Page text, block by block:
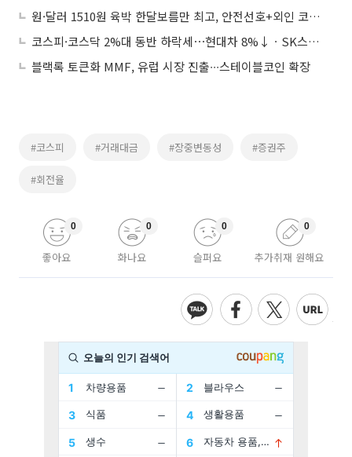
원·달러 1510원 육박 한달보름만 최고, 안전선호+외인 코스피 투매
코스피·코스닥 2%대 동반 하락세⋯현대차 8%↓ㆍSK스퀘어 6%↓
블랙록 토큰화 MMF, 유럽 시장 진출∙∙∙스테이블코인 확장
#코스피 #거래대금 #장중변동성 #증권주
#회전율
좋아요
0
화나요
0
슬퍼요
0
추가취재 원해요
0